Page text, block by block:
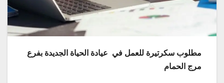
مطلوب سكرتيرة للعمل في عيادة الحياة الجديدة بفرع
مرج الحمام